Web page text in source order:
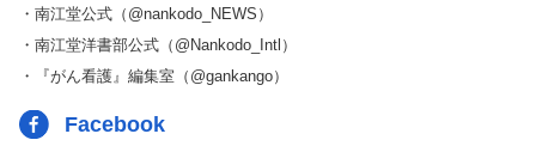
・南江堂公式（@nankodo_NEWS）
・南江堂洋書部公式（@Nankodo_Intl）
・『がん看護』編集室（@gankango）
Facebook